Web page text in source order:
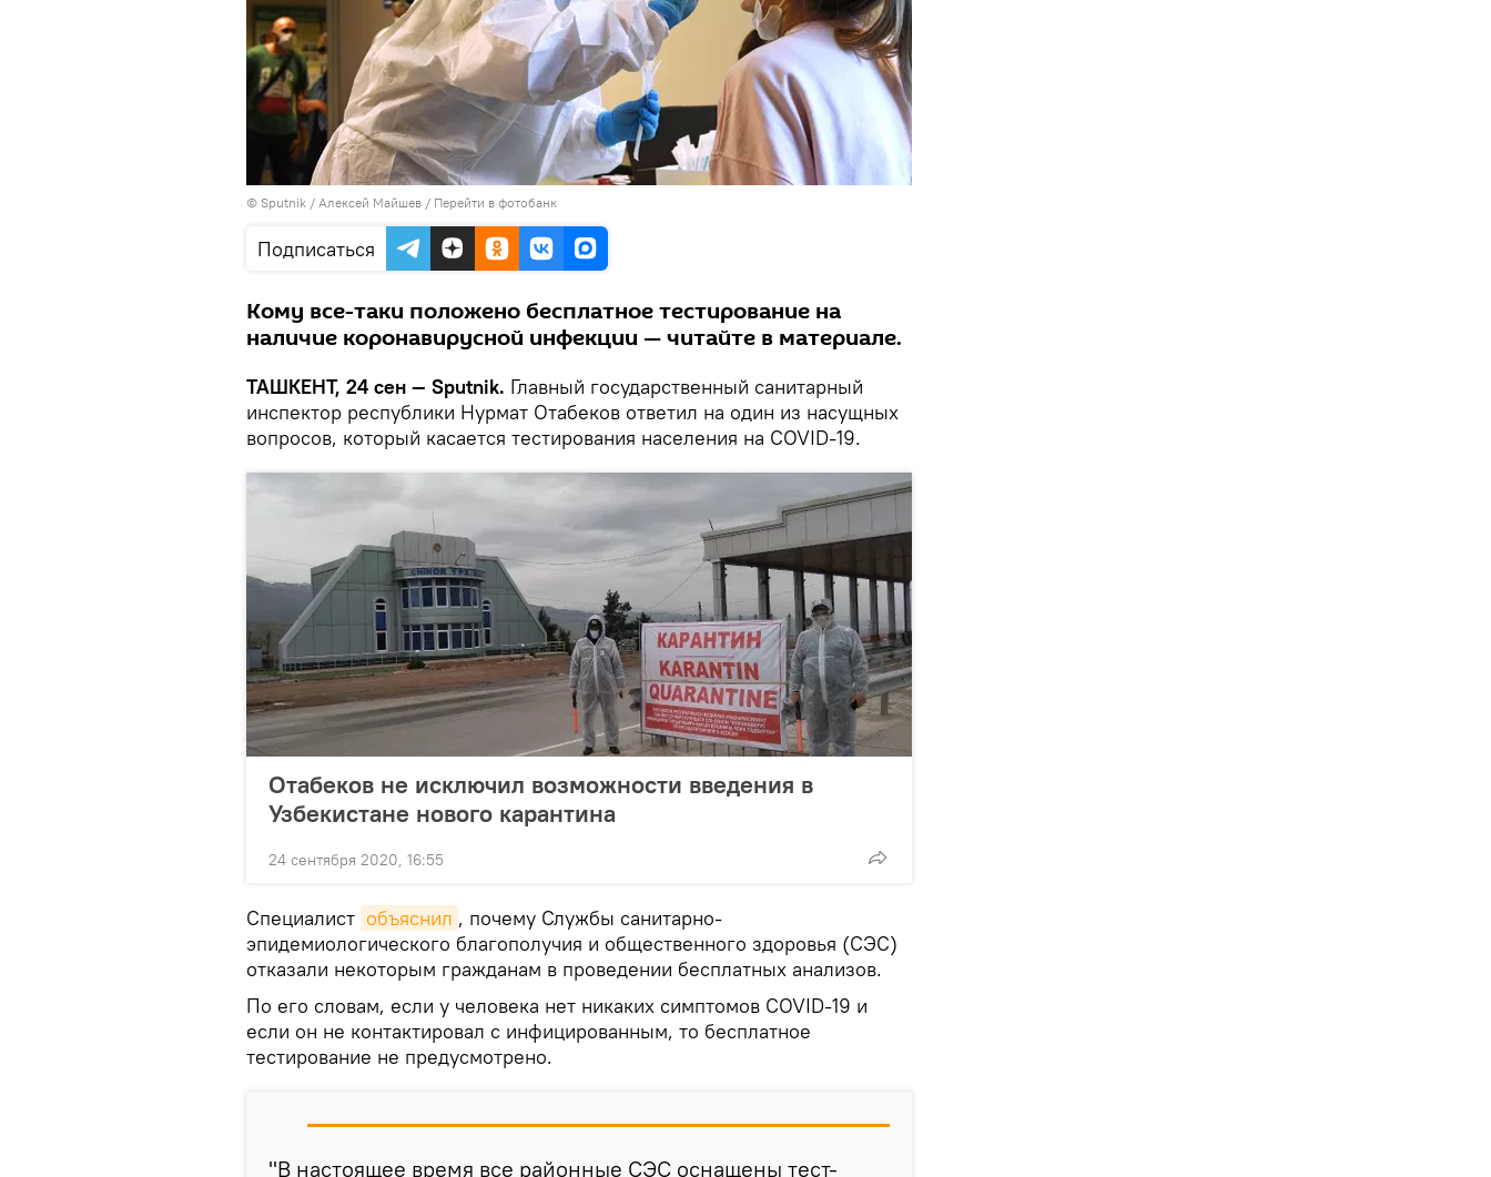
© Sputnik / Алексей Майшев / Перейти в фотобанк
Подписаться
Кому все-таки положено бесплатное тестирование на
наличие коронавирусной инфекции — читайте в материале.
ТАШКЕНТ, 24 сен — Sputnik. Главный государственный санитарный
инспектор республики Нурмат Отабеков ответил на один из насущных
вопросов, который касается тестирования населения на COVID-19.
Отабеков не исключил возможности введения в
Узбекистане нового карантина
24 сентября 2020, 16:55
Специалист объяснил , почему Службы санитарно-
эпидемиологического благополучия и общественного здоровья (СЭС)
отказали некоторым гражданам в проведении бесплатных анализов.
По его словам, если у человека нет никаких симптомов COVID-19 и
если он не контактировал с инфицированным, то бесплатное
тестирование не предусмотрено.
"В настоящее время все районные СЭС оснащены тест-